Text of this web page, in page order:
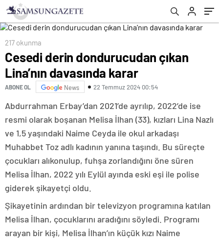
217 okunma
Cesedi derin dondurucudan çıkan
Lina’nın davasında karar
ABONE OL News 22 Temmuz 2024 00:54
Abdurrahman Erbay’dan 2021’de ayrılıp, 2022’de ise
resmi olarak boşanan Melisa İlhan (33), kızları Lina Nazlı
ve 1,5 yaşındaki Naime Ceyda ile okul arkadaşı
Muhabbet Toz adlı kadının yanına taşındı. Bu süreçte
çocukları alıkonulup, fuhşa zorlandığını öne süren
Melisa İlhan, 2022 yılı Eylül ayında eski eşi ile polise
giderek şikayetçi oldu.
Şikayetinin ardından bir televizyon programına katılan
Melisa İlhan, çocuklarını aradığını söyledi. Programı
arayan bir kişi, Melisa İlhan’ın küçük kızı Naime